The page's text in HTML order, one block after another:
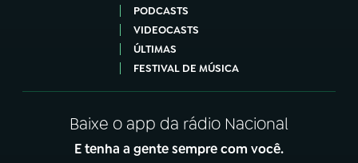
PODCASTS
VIDEOCASTS
ÚLTIMAS
FESTIVAL DE MÚSICA
Baixe o app da rádio Nacional
E tenha a gente sempre com você.